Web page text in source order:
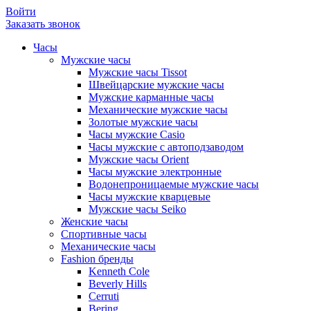
Войти
Заказать звонок
Часы
Мужские часы
Мужские часы Tissot
Швейцарские мужские часы
Мужские карманные часы
Механические мужские часы
Золотые мужские часы
Часы мужские Casio
Часы мужские с автоподзаводом
Мужские часы Orient
Часы мужские электронные
Водонепроницаемые мужские часы
Часы мужские кварцевые
Мужские часы Seiko
Женские часы
Спортивные часы
Механические часы
Fashion бренды
Kenneth Cole
Beverly Hills
Cerruti
Bering